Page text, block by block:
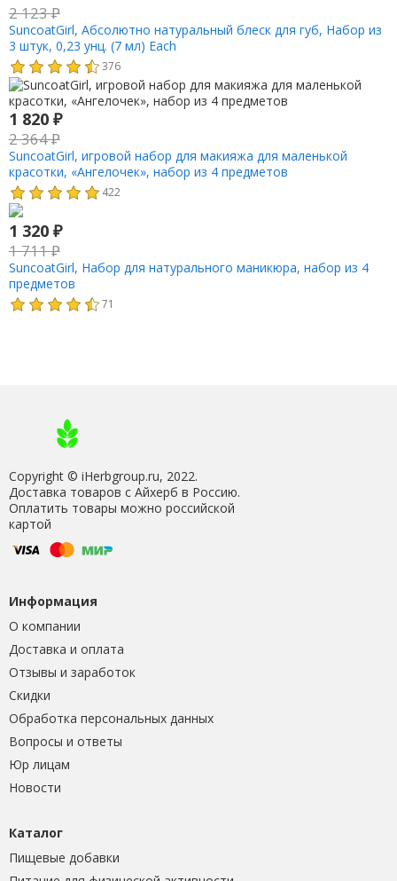
2 123₽
SuncoatGirl, Абсолютно натуральный блеск для губ, Набор из
3 штук, 0,23 унц. (7 мл) Each
376
1 820 ₽
2 364₽
SuncoatGirl, игровой набор для макияжа для маленькой
красотки, «Ангелочек», набор из 4 предметов
422
1 320 ₽
1 711₽
SuncoatGirl, Набор для натурального маникюра, набор из 4
предметов
71
Copyright © iHerbgroup.ru, 2022.
Доставка товаров с Айхерб в Россию.
Оплатить товары можно российской
картой
Информация
О компании
Доставка и оплата
Отзывы и заработок
Скидки
Обработка персональных данных
Вопросы и ответы
Юр лицам
Новости
Каталог
Пищевые добавки